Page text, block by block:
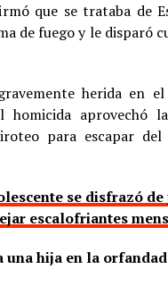
que se trataba de
de fuego y le disparó
herida en
homicida aprovechó
para escapar
se disfrazó de
escalofriantes
una hija en la orfandad